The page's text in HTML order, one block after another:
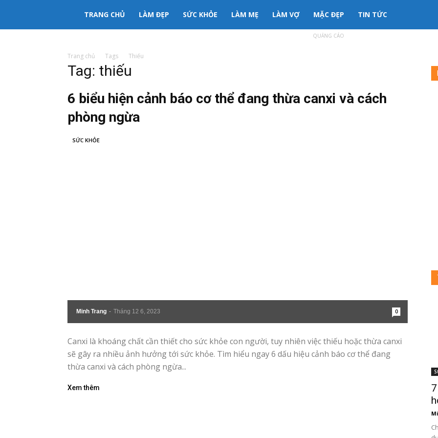
333mama
thông
tin
mỗi
ngày
–
TRANG CHỦ LÀM ĐẸP SỨC KHỎE LÀM MẸ LÀM VỢ MẶC ĐẸP TIN TỨC
QUẢNG CÁO
Trang chủ Tags Thiếu
Tag: thiếu
6 biểu hiện cảnh báo cơ thể đang thừa canxi và cách
phòng ngừa
Minh Trang - Tháng 12 6, 2023 0
SỨC KHỎE
Canxi là khoáng chất cần thiết cho sức khỏe con người, tuy nhiên việc thiếu hoặc thừa canxi
sẽ gây ra nhiều ảnh hưởng tới sức khỏe. Tìm hiểu ngay 6 dấu hiệu cảnh báo cơ thể đang
thừa canxi và cách phòng ngừa...
Xem thêm